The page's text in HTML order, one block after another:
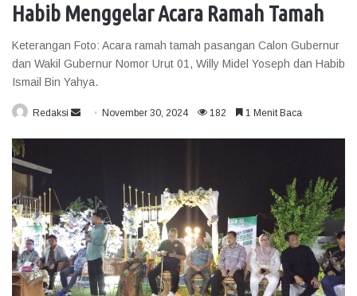
Habib Menggelar Acara Ramah Tamah
Keterangan Foto: Acara ramah tamah pasangan Calon Gubernur
dan Wakil Gubernur Nomor Urut 01, Willy Midel Yoseph dan Habib
Ismail Bin Yahya.
Redaksi
n
e
m
a
i
November 30, 2024 182 1 Menit Baca